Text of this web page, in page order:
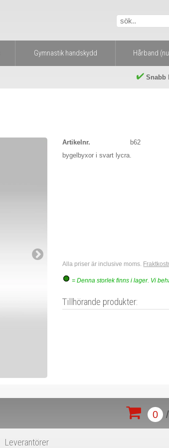
Gymnastik handskydd Hårband
Snabb
Artikelnr.
b62
bygelbyxor i svart lycra.
Alla priser är inclusive moms.
= Denna storlek finns i lager. Vi
Tillhörande produkter:
0 /
Leverantörer